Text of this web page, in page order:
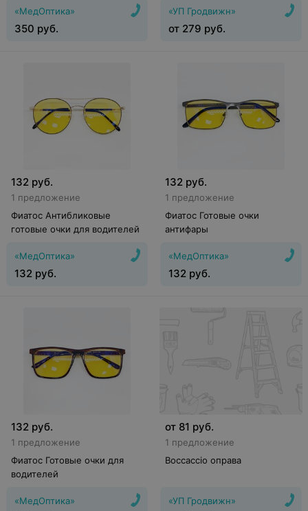
«МедОптика»
350 руб.
«УП Гродвижн»
от 279 руб.
132 руб.
1 предложение
Фиатос Антибликовые
готовые очки для водителей
«МедОптика»
132 руб.
132 руб.
1 предложение
Фиатос Готовые очки
антифары
«МедОптика»
132 руб.
132 руб.
1 предложение
Фиатос Готовые очки для
водителей
«МедОптика»
от 81 руб.
1 предложение
Boccaccio оправа
«УП Гродвижн»